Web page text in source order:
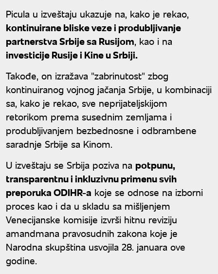
Picula u izveštaju ukazuje na, kako je rekao,
kontinuirane bliske veze i produbljivanje
partnerstva Srbije sa Rusijom, kao i na
investicije Rusije i Kine u Srbiji.
Takođe, on izražava "zabrinutost" zbog
kontinuiranog vojnog jačanja Srbije, u kombinaciji
sa, kako je rekao, sve neprijateljskijom
retorikom prema susednim zemljama i
produbljivanjem bezbednosne i odbrambene
saradnje Srbije sa Kinom.
U izveštaju se Srbija poziva na potpunu,
transparentnu i inkluzivnu primenu svih
preporuka ODIHR-a koje se odnose na izborni
proces kao i da u skladu sa mišljenjem
Venecijanske komisije izvrši hitnu reviziju
amandmana pravosudnih zakona koje je
Narodna skupština usvojila 28. januara ove
godine.